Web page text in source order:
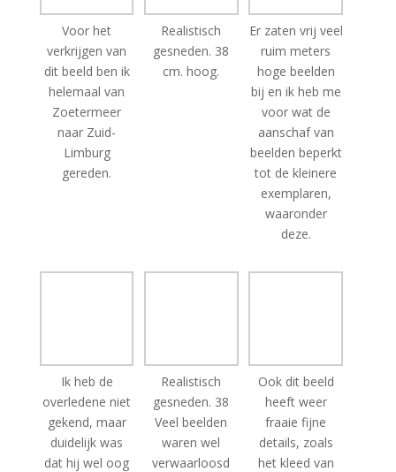
verkrijgen van
dit beeld ben ik
helemaal van
Zoetermeer
naar Zuid-
Limburg
gereden.
gesneden. 38
cm. hoog.
ruim meters
hoge beelden
bij en ik heb me
voor wat de
aanschaf van
beelden beperkt
tot de kleinere
exemplaren,
waaronder
deze.
overledene niet
gekend, maar
duidelijk was
dat hij wel oog
voor de betere
beelden had.
gesneden. 38
Veel beelden
waren wel
verwaarloosd
en ik heb wat
moeten boenen
heeft weer
fraaie fijne
details, zoals
het kleed van
deze man.